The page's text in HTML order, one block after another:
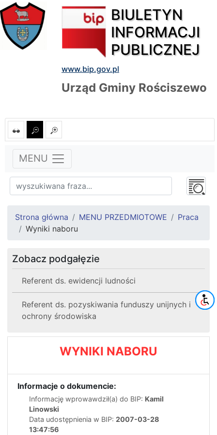
BIULETYN
INFORMACJI
PUBLICZNEJ
www.bip.gov.pl
Urząd Gminy Rościszewo
MENU
Strona główna MENU PRZEDMIOTOWE
Praca
Wyniki naboru
Zobacz podgałęzie
Referent ds. ewidencji ludności
Referent ds. pozyskiwania funduszy unijnych i
ochrony środowiska
WYNIKI NABORU
Informacje o dokumencie:
Informację wprowawdził(a) do BIP: Kamil
Linowski
Data udostępnienia w BIP: 2007-03-28
13:47:56